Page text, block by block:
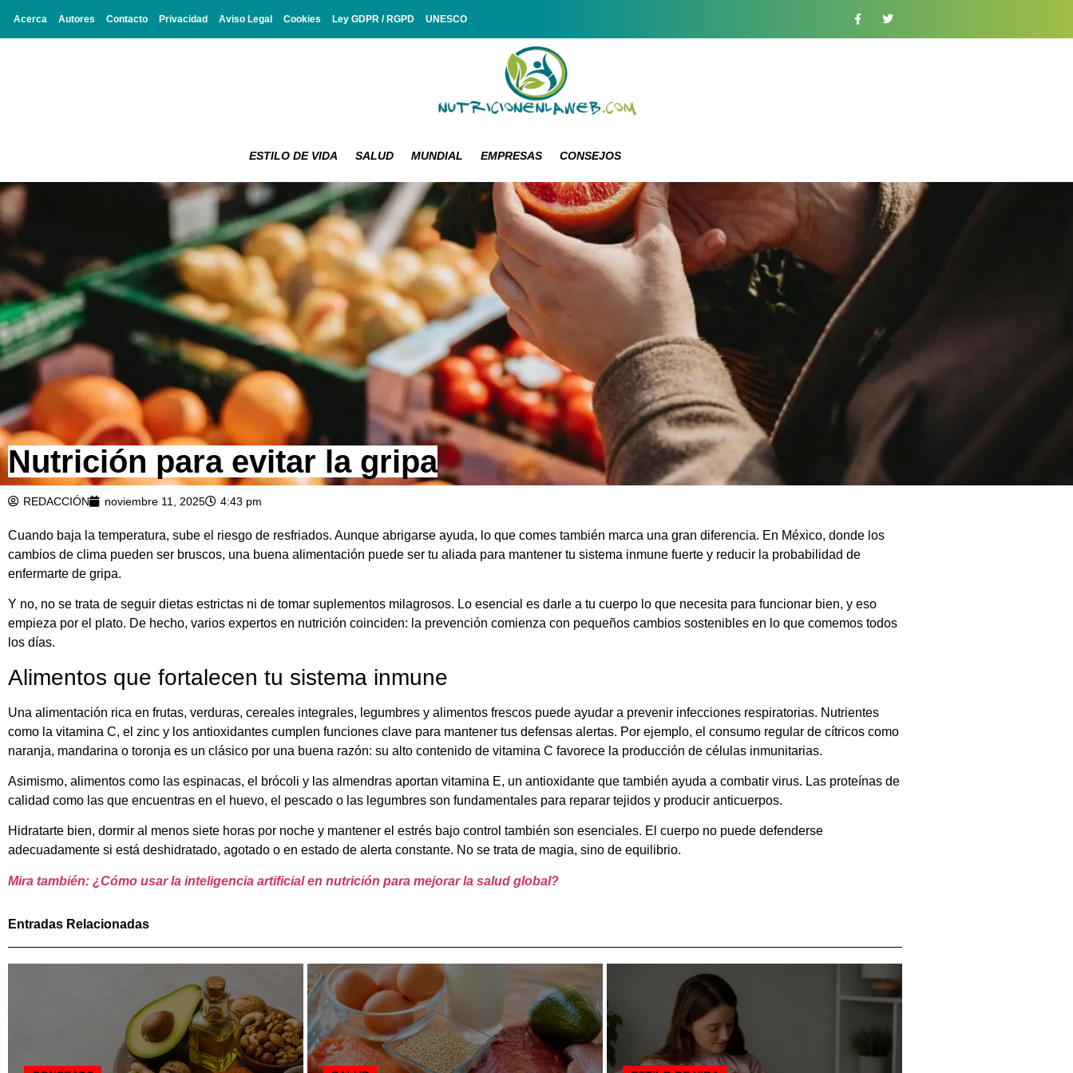
Acerca Autores Contacto Privacidad Aviso Legal Cookies Ley GDPR / RGPD UNESCO
ESTILO DE VIDA SALUD MUNDIAL EMPRESAS CONSEJOS
Nutrición para evitar la gripa
REDACCIÓN noviembre 11, 2025 4:43 pm
Cuando baja la temperatura, sube el riesgo de resfriados. Aunque abrigarse ayuda, lo que comes también marca una gran diferencia. En México, donde los
cambios de clima pueden ser bruscos, una buena alimentación puede ser tu aliada para mantener tu sistema inmune fuerte y reducir la probabilidad de
enfermarte de gripa.
Y no, no se trata de seguir dietas estrictas ni de tomar suplementos milagrosos. Lo esencial es darle a tu cuerpo lo que necesita para funcionar bien, y eso
empieza por el plato. De hecho, varios expertos en nutrición coinciden: la prevención comienza con pequeños cambios sostenibles en lo que comemos todos
los días.
Alimentos que fortalecen tu sistema inmune
Una alimentación rica en frutas, verduras, cereales integrales, legumbres y alimentos frescos puede ayudar a prevenir infecciones respiratorias. Nutrientes
como la vitamina C, el zinc y los antioxidantes cumplen funciones clave para mantener tus defensas alertas. Por ejemplo, el consumo regular de cítricos como
naranja, mandarina o toronja es un clásico por una buena razón: su alto contenido de vitamina C favorece la producción de células inmunitarias.
Asimismo, alimentos como las espinacas, el brócoli y las almendras aportan vitamina E, un antioxidante que también ayuda a combatir virus. Las proteínas de
calidad como las que encuentras en el huevo, el pescado o las legumbres son fundamentales para reparar tejidos y producir anticuerpos.
Hidratarte bien, dormir al menos siete horas por noche y mantener el estrés bajo control también son esenciales. El cuerpo no puede defenderse
adecuadamente si está deshidratado, agotado o en estado de alerta constante. No se trata de magia, sino de equilibrio.
Mira también: ¿Cómo usar la inteligencia artificial en nutrición para mejorar la salud global?
Entradas Relacionadas